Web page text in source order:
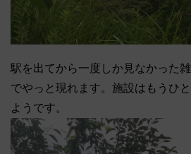
駅を出てから一度しか見なかった
でやっと現れます。施設はもうひ
ようです。